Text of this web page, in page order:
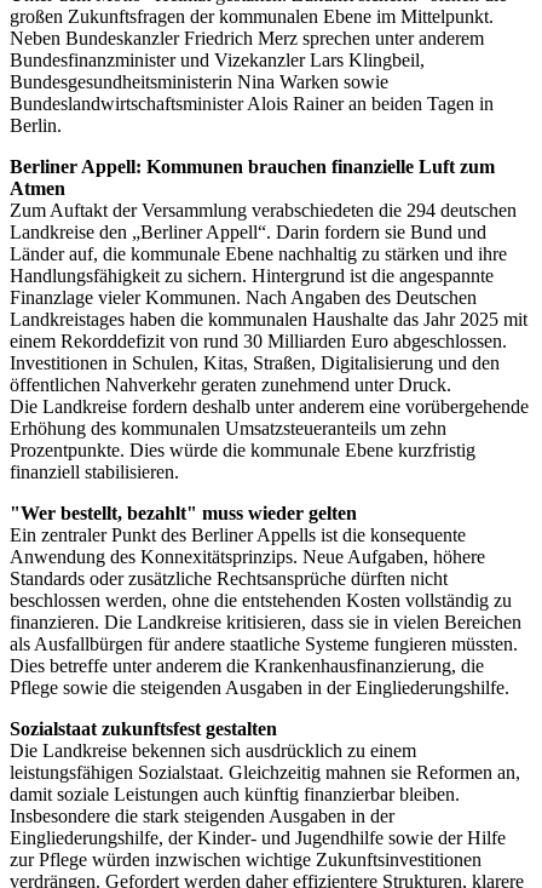
großen Zukunftsfragen der kommunalen Ebene im Mittelpunkt.
Neben Bundeskanzler Friedrich Merz sprechen unter anderem
Bundesfinanzminister und Vizekanzler Lars Klingbeil,
Bundesgesundheitsministerin Nina Warken sowie
Bundeslandwirtschaftsminister Alois Rainer an beiden Tagen in
Berlin.
Berliner Appell: Kommunen brauchen finanzielle Luft zum
Atmen
Zum Auftakt der Versammlung verabschiedeten die 294 deutschen
Landkreise den „Berliner Appell“. Darin fordern sie Bund und
Länder auf, die kommunale Ebene nachhaltig zu stärken und ihre
Handlungsfähigkeit zu sichern. Hintergrund ist die angespannte
Finanzlage vieler Kommunen. Nach Angaben des Deutschen
Landkreistages haben die kommunalen Haushalte das Jahr 2025 mit
einem Rekorddefizit von rund 30 Milliarden Euro abgeschlossen.
Investitionen in Schulen, Kitas, Straßen, Digitalisierung und den
öffentlichen Nahverkehr geraten zunehmend unter Druck.
Die Landkreise fordern deshalb unter anderem eine vorübergehende
Erhöhung des kommunalen Umsatzsteueranteils um zehn
Prozentpunkte. Dies würde die kommunale Ebene kurzfristig
finanziell stabilisieren.
"Wer bestellt, bezahlt" muss wieder gelten
Ein zentraler Punkt des Berliner Appells ist die konsequente
Anwendung des Konnexitätsprinzips. Neue Aufgaben, höhere
Standards oder zusätzliche Rechtsansprüche dürften nicht
beschlossen werden, ohne die entstehenden Kosten vollständig zu
finanzieren. Die Landkreise kritisieren, dass sie in vielen Bereichen
als Ausfallbürgen für andere staatliche Systeme fungieren müssten.
Dies betreffe unter anderem die Krankenhausfinanzierung, die
Pflege sowie die steigenden Ausgaben in der Eingliederungshilfe.
Sozialstaat zukunftsfest gestalten
Die Landkreise bekennen sich ausdrücklich zu einem
leistungsfähigen Sozialstaat. Gleichzeitig mahnen sie Reformen an,
damit soziale Leistungen auch künftig finanzierbar bleiben.
Insbesondere die stark steigenden Ausgaben in der
Eingliederungshilfe, der Kinder- und Jugendhilfe sowie der Hilfe
zur Pflege würden inzwischen wichtige Zukunftsinvestitionen
verdrängen. Gefordert werden daher effizientere Strukturen, klarere